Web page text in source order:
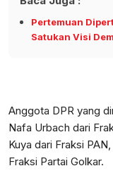
Pertemuan
Satukan Visi
Anggota DPR yang
Nafa Urbach dari
Kuya dari Fraksi
Fraksi Partai Golkar.